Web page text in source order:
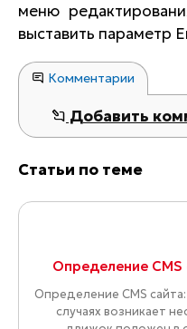
меню
выставить параметр
Комментарии
Добавить
Статьи по теме
Определение CMS
Определение CMS
случаях возникает